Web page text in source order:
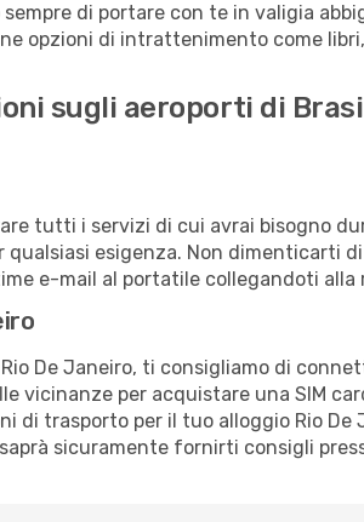
sempre di portare con te in valigia
opzioni di intrattenimento come
sugli aeroporti di
tutti i servizi di cui avrai bisogno
qualsiasi esigenza. Non dimenticarti
e-mail al portatile collegandoti
De Janeiro, ti consigliamo di
vicinanze per acquistare una SIM
di trasporto per il tuo alloggio Rio
sicuramente fornirti consigli